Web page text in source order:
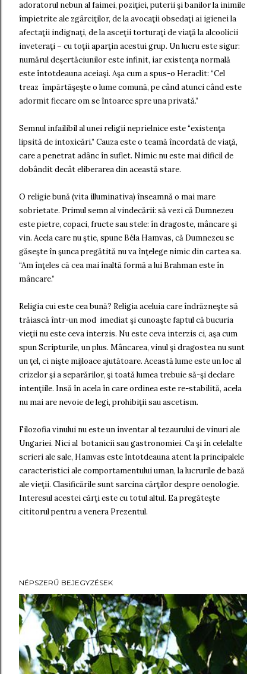
adoratorul nebun al faimei, poziţiei, puterii şi banilor la inimile
împietrite ale zgârciţilor, de la avocaţii obsedaţi ai igienei la
afectaţii indignaţi, de la asceţii torturaţi de viaţă la alcoolicii
inveteraţi – cu toţii aparţin acestui grup. Un lucru este sigur:
numărul deşertăciunilor este infinit, iar existenţa normală
este întotdeauna aceiaşi. Aşa cum a spus-o Heraclit: “Cel
treaz împărtăşeşte o lume comună, pe când atunci când este
adormit fiecare om se întoarce spre una privată.”
Semnul infailibil al unei religii neprielnice este “existenţa
lipsită de intoxicări.” Cauza este o teamă încordată de viaţă,
care a penetrat adânc în suflet. Nimic nu este mai dificil de
dobândit decât eliberarea din această stare.
O religie bună (vita illuminativa) înseamnă o mai mare
sobrietate. Primul semn al vindecării: să vezi că Dumnezeu
este pietre, copaci, fructe sau stele: în dragoste, mâncare şi
vin. Acela care nu ştie, spune Béla Hamvas, că Dumnezeu se
găseşte în şunca pregătită nu va înţelege nimic din cartea sa.
“Am înţeles că cea mai înaltă formă a lui Brahman este în
mâncare.”
Religia cui este cea bună? Religia aceluia care îndrăzneşte să
trăiască într-un mod imediat şi cunoaşte faptul că bucuria
vieţii nu este ceva interzis. Nu este ceva interzis ci, aşa cum
spun Scripturile, un plus. Mâncarea, vinul şi dragostea nu sunt
un ţel, ci nişte mijloace ajutătoare. Această lume este un loc al
crizelor şi a separărilor, şi toată lumea trebuie să-şi declare
intenţiile. Insă în acela în care ordinea este re-stabilită, acela
nu mai are nevoie de legi, prohibiţii sau ascetism.
Filozofia vinului nu este un inventar al tezaurului de vinuri ale
Ungariei. Nici al botanicii sau gastronomiei. Ca şi în celelalte
scrieri ale sale, Hamvas este întotdeauna atent la principalele
caracteristici ale comportamentului uman, la lucrurile de bază
ale vieţii. Clasificările sunt sarcina cărţilor despre oenologie.
Interesul acestei cărţi este cu totul altul. Ea pregăteşte
cititorul pentru a venera Prezentul.
NÉPSZERŰ BEJEGYZÉSEK